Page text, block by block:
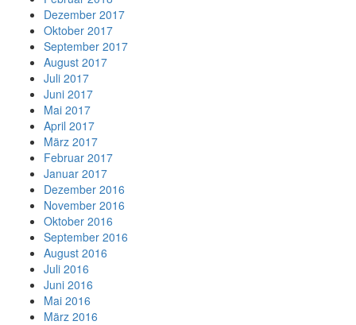
Dezember 2017
Oktober 2017
September 2017
August 2017
Juli 2017
Juni 2017
Mai 2017
April 2017
März 2017
Februar 2017
Januar 2017
Dezember 2016
November 2016
Oktober 2016
September 2016
August 2016
Juli 2016
Juni 2016
Mai 2016
März 2016